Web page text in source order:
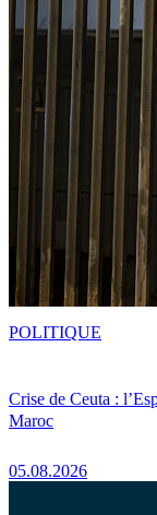
Crise de Ceuta :
Maroc
05.08.2026
POLITIQUE